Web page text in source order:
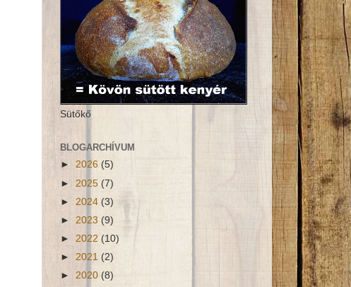
Sütőkő
BLOGARCHÍVUM
► 2026 (5)
► 2025 (7)
► 2024 (3)
► 2023 (9)
► 2022 (10)
► 2021 (2)
► 2020 (8)